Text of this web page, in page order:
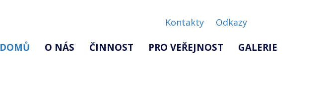
Kontakty Odkazy
DOMŮ O NÁS ČINNOST PRO VEŘEJNOST GALERIE